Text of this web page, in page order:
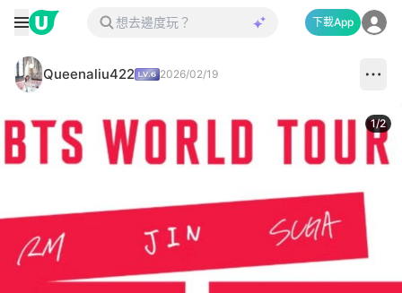
下載App
Queenaliu422 2026/02/19
1/2